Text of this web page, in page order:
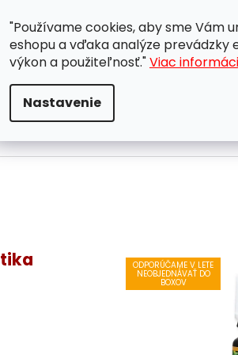
"Používame cookies, aby sme Vám
eshopu a vďaka analýze prevádzky
výkon a použiteľnosť."Viac
Nastavenie
ZÁKAZNÍCKA PODPORA OBCHODNÉ
ODPORÚČAME V LETE
NEOBJEDNÁVAŤ DO
BOXOV